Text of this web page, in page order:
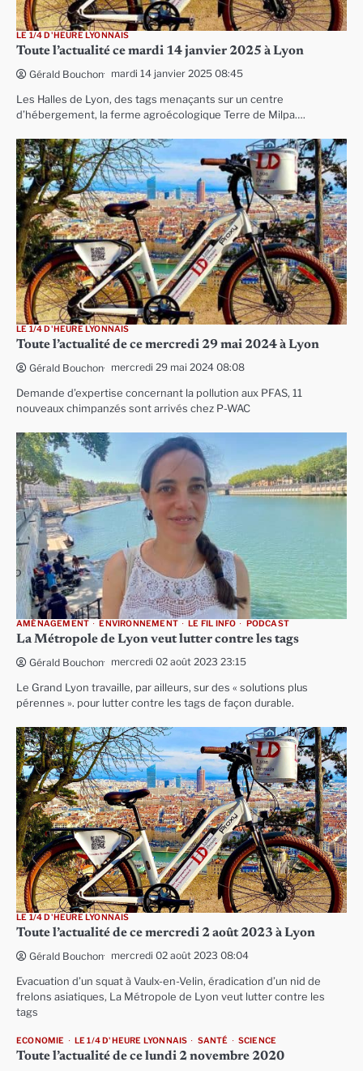
LE 1/4 D'HEURE LYONNAIS
Toute l’actualité ce mardi 14 janvier 2025 à Lyon
Gérald Bouchon mardi 14 janvier 2025 08:45
Les Halles de Lyon, des tags menaçants sur un centre
d’hébergement, la ferme agroécologique Terre de Milpa….
LE 1/4 D'HEURE LYONNAIS
Toute l’actualité de ce mercredi 29 mai 2024 à Lyon
Gérald Bouchon mercredi 29 mai 2024 08:08
Demande d’expertise concernant la pollution aux PFAS, 11
nouveaux chimpanzés sont arrivés chez P-WAC
AMÉNAGEMENT ENVIRONNEMENT LE FIL INFO PODCAST
La Métropole de Lyon veut lutter contre les tags
Gérald Bouchon mercredi 02 août 2023 23:15
Le Grand Lyon travaille, par ailleurs, sur des « solutions plus
pérennes ». pour lutter contre les tags de façon durable.
LE 1/4 D'HEURE LYONNAIS
Toute l’actualité de ce mercredi 2 août 2023 à Lyon
Gérald Bouchon mercredi 02 août 2023 08:04
Evacuation d’un squat à Vaulx-en-Velin, éradication d’un nid de
frelons asiatiques, La Métropole de Lyon veut lutter contre les
tags
ECONOMIE LE 1/4 D'HEURE LYONNAIS SANTÉ SCIENCE
Toute l’actualité de ce lundi 2 novembre 2020